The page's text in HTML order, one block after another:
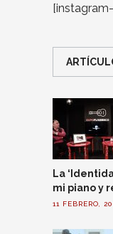
La
mi piano y
11 FEBRERO,